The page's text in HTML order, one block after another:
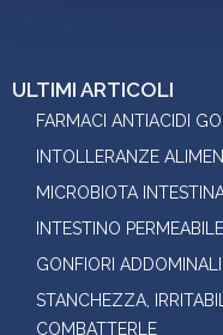
ULTIMI ARTICOLI
FARMACI ANTIACIDI
INTOLLERANZE
MICROBIOTA
INTESTINO PERMEABILE
GONFIORI ADDOMINALI
STANCHEZZA,
COMBATTERLE